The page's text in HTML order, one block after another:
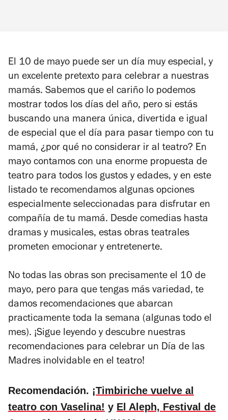
El 10 de mayo puede ser un día muy especial, y
un excelente pretexto para celebrar a nuestras
mamás. Sabemos que el cariño lo podemos
mostrar todos los días del año, pero si estás
buscando una manera única, divertida e igual
de especial que el día para pasar tiempo con tu
mamá, ¿por qué no considerar ir al teatro? En
mayo contamos con una enorme propuesta de
teatro para todos los gustos y edades, y en este
listado te recomendamos algunas opciones
especialmente seleccionadas para disfrutar en
compañía de tu mamá. Desde comedias hasta
dramas y musicales, estas obras teatrales
prometen emocionar y entretenerte.
No todas las obras son precisamente el 10 de
mayo, pero para que tengas más variedad, te
damos recomendaciones que abarcan
practicamente toda la semana (algunas todo el
mes). ¡Sigue leyendo y descubre nuestras
recomendaciones para celebrar un Día de las
Madres inolvidable en el teatro!
Recomendación. ¡Timbiriche vuelve al
teatro con Vaselina! y El Aleph, Festival de